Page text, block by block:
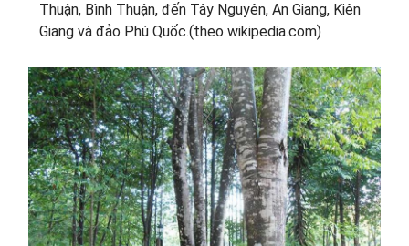
Thuận, Bình Thuận, đến Tây Nguyên, An Giang, Kiên
Giang và đảo Phú Quốc.(theo wikipedia.com)